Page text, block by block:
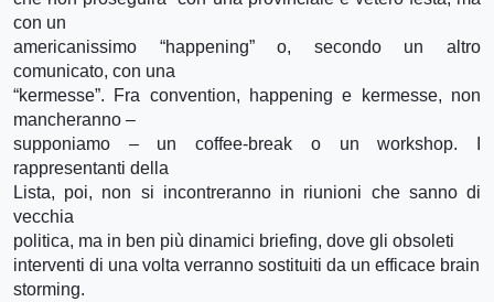
con un
americanissimo “happening” o, secondo un altro
comunicato, con una
“kermesse”. Fra convention, happening e kermesse, non
mancheranno –
supponiamo – un coffee-break o un workshop. I
rappresentanti della
Lista, poi, non si incontreranno in riunioni che sanno di
vecchia
politica, ma in ben più dinamici briefing, dove gli obsoleti
interventi di una volta verranno sostituiti da un efficace brain
storming.